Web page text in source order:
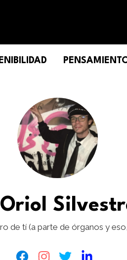
de tí (a parte de órganos y